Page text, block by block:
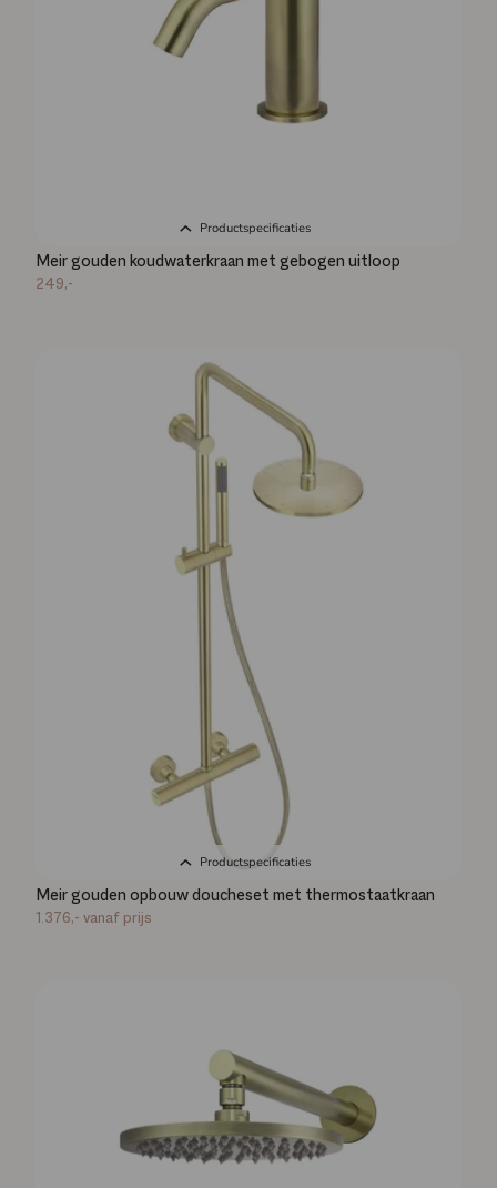
Productspecificaties
Meir gouden koudwaterkraan met gebogen uitloop
249,-
Productspecificaties
Meir gouden opbouw doucheset met thermostaatkraan
1.376,- vanaf prijs